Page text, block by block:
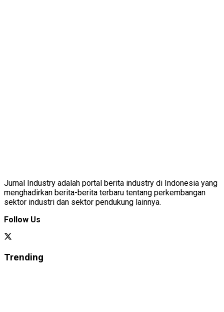
Jurnal Industry adalah portal berita industry di Indonesia yang
menghadirkan berita-berita terbaru tentang perkembangan
sektor industri dan sektor pendukung lainnya.
Follow Us
Trending